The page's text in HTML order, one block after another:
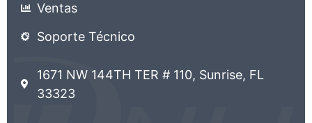
Ventas
Soporte Técnico
1671 NW 144TH TER # 110, Sunrise, FL
33323